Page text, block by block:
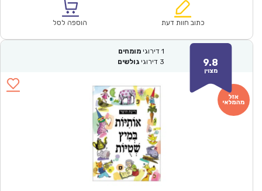
₪57.00.
הוא:
כתוב חוות דעת הוספה לסל
9.8
מצוין
1 דירוגי מומחים
3 דירוגי גולשים